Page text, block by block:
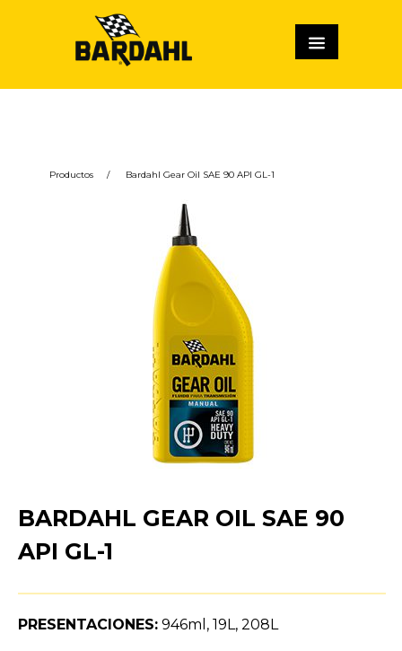
Productos / Bardahl Gear Oil SAE 90 API GL-1
BARDAHL GEAR OIL SAE 90
API GL-1
PRESENTACIONES: 946ml, 19L, 208L